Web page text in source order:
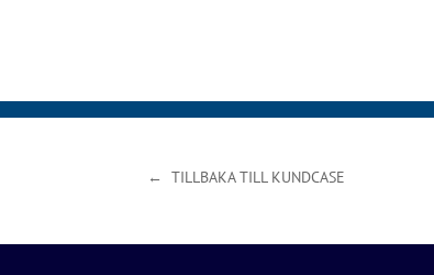
← TILLBAKA TILL KUNDCASE